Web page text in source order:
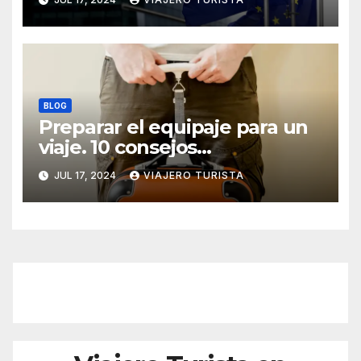
Fronteras
BLOG
Preparar el equipaje para un
viaje. 10 consejos
importantes.
JUL 17, 2024 VIAJERO TURISTA